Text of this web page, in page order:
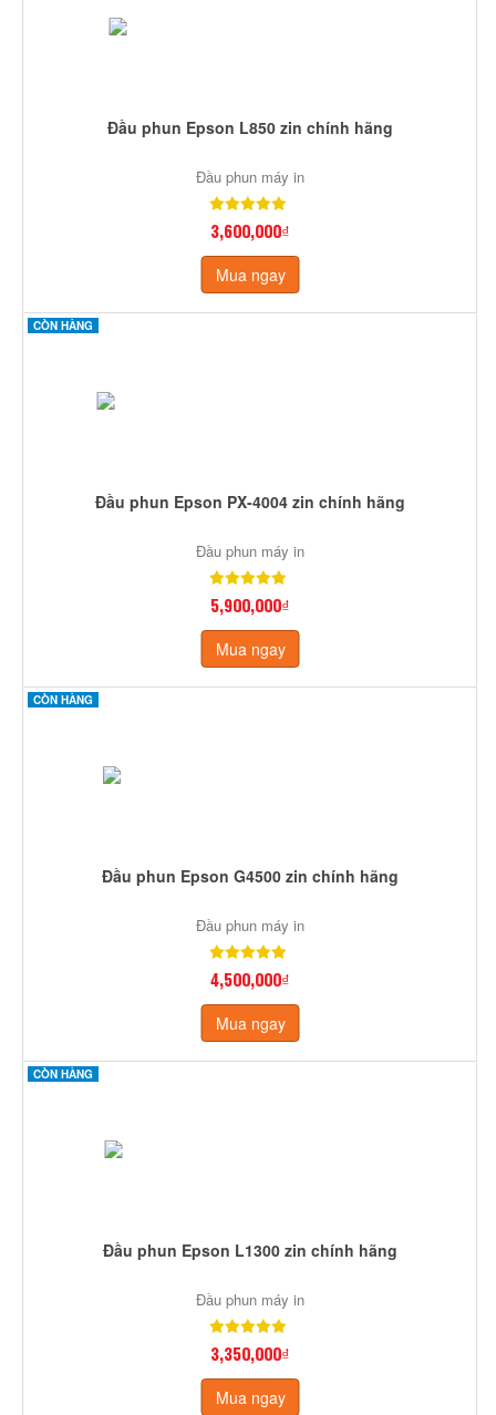
Đầu phun Epson L850 zin chính hãng
Đầu phun máy in
3,600,000₫
Mua ngay
CÒN HÀNG
Đầu phun Epson PX-4004 zin chính hãng
Đầu phun máy in
5,900,000₫
Mua ngay
CÒN HÀNG
Đầu phun Epson G4500 zin chính hãng
Đầu phun máy in
4,500,000₫
Mua ngay
CÒN HÀNG
Đầu phun Epson L1300 zin chính hãng
Đầu phun máy in
3,350,000₫
Mua ngay